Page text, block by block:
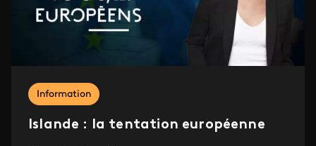
Information
Islande : la tentation européenne